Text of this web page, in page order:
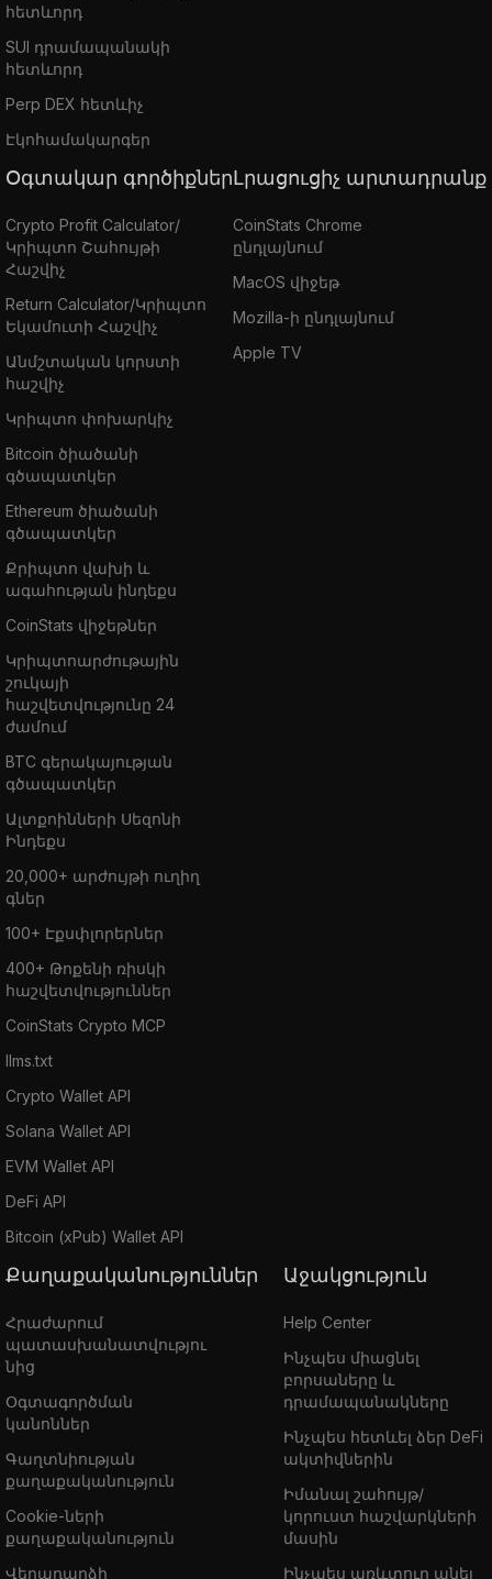
հետևորդ
SUI դրամապանակի
հետևորդ
Perp DEX հետևիչ
Էկոհամակարգեր
Օգտակար գործիքներ
Crypto Profit Calculator/
Կրիպտո Շահույթի
Հաշվիչ
Return Calculator/Կրիպտո
Եկամուտի Հաշվիչ
Անմշտական կորստի
հաշվիչ
Կրիպտո փոխարկիչ
Bitcoin ծիածանի
գծապատկեր
Ethereum ծիածանի
գծապատկեր
Քրիպտո վախի և
ագահության ինդեքս
CoinStats վիջեթներ
Կրիպտոարժութային
շուկայի
հաշվետվությունը 24
ժամում
BTC գերակայության
գծապատկեր
Ալտքոինների Սեզոնի
Ինդեքս
20,000+ արժույթի ուղիղ
գներ
100+ Էքսփլորերներ
400+ Թոքենի ռիսկի
հաշվետվություններ
CoinStats Crypto MCP
llms.txt
Crypto Wallet API
Solana Wallet API
EVM Wallet API
DeFi API
Bitcoin (xPub) Wallet API
Լրացուցիչ արտադրանք
CoinStats Chrome
ընդլայնում
MacOS վիջեթ
Mozilla-ի ընդլայնում
Apple TV
Քաղաքականություններ
Հրաժարում
պատասխանատվությու
նից
Օգտագործման
կանոններ
Գաղտնիության
քաղաքականություն
Cookie-ների
քաղաքականություն
Վերադարձի
Աջակցություն
Help Center
Ինչպես միացնել
բորսաները և
դրամապանակները
Ինչպես հետևել ձեր DeFi
ակտիվներին
Իմանալ շահույթ/
կորուստ հաշվարկների
մասին
Ինչպես առևտուր անել